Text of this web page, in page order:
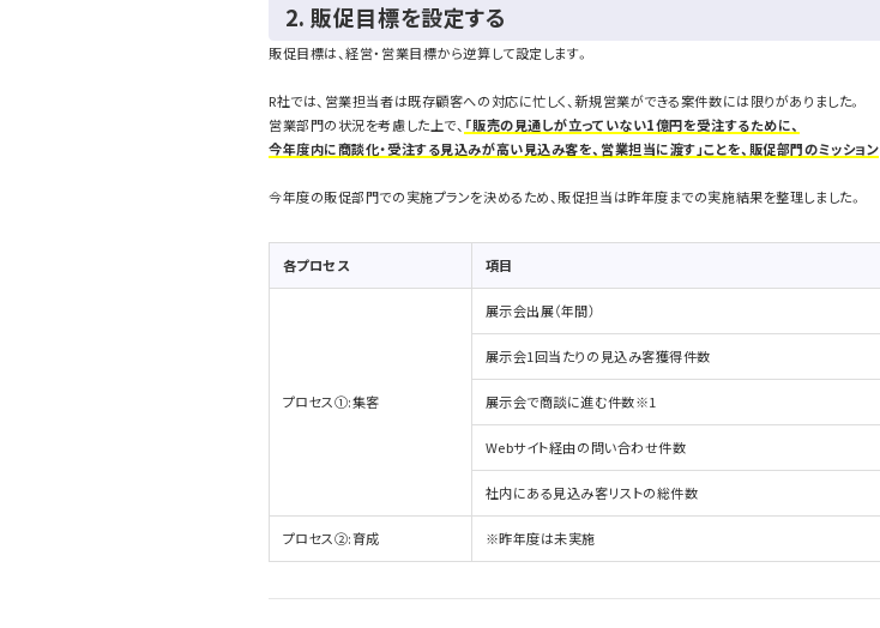
2. 販促目標を設定する
販促目標は、経営・営業目標から逆算して設定します。
R社では、営業担当者は既存顧客への対応に忙しく、新規営業ができる案件数には限りがありました。
営業部門の状況を考慮した上で、 「販売の見通しが立っていない1億円を受注するために、
今年度内に商談化・受注する見込みが高い見込み客を、営業担当に渡す」ことを、販促部門のミッション
今年度の販促部門での実施プランを決めるため、販促担当は昨年度までの実施結果を整理しました。
各プロセス 項目
プロセス①:集客
展示会出展（年間）
展示会1回当たりの見込み客獲得件数
展示会で商談に進む件数※1
Webサイト経由の問い合わせ件数
社内にある見込み客リストの総件数
プロセス②:育成 ※昨年度は未実施